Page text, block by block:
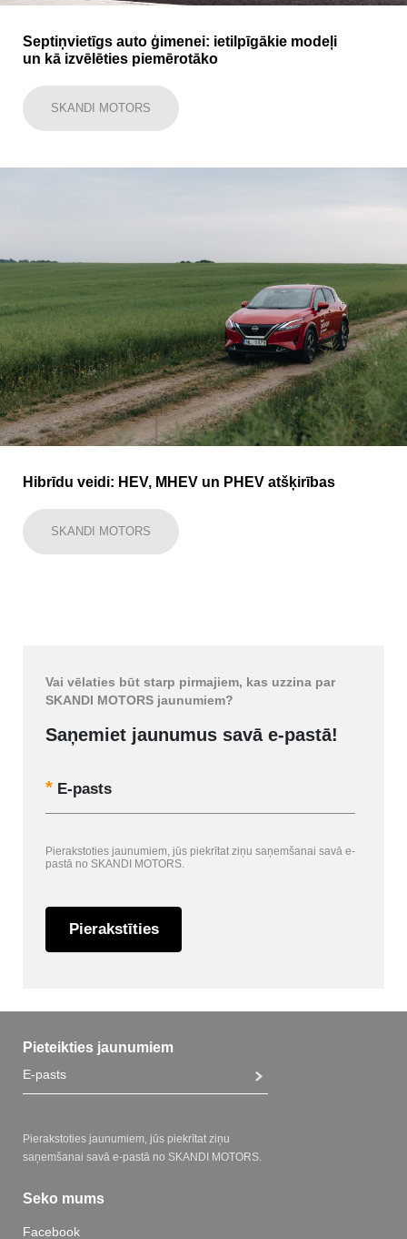
Septiņvietīgs auto ģimenei: ietilpīgākie modeļi
un kā izvēlēties piemērotāko
SKANDI MOTORS
Hibrīdu veidi: HEV, MHEV un PHEV atšķirības
SKANDI MOTORS
Vai vēlaties būt starp pirmajiem, kas uzzina par
SKANDI MOTORS jaunumiem?
Saņemiet jaunumus savā e-pastā!
E-pasts
Pierakstoties jaunumiem, jūs piekrītat ziņu saņemšanai savā e-
pastā no SKANDI MOTORS.
Pierakstīties
Pieteikties jaunumiem
Pierakstoties jaunumiem, jūs piekrītat ziņu
saņemšanai savā e-pastā no SKANDI MOTORS.
Seko mums
Facebook